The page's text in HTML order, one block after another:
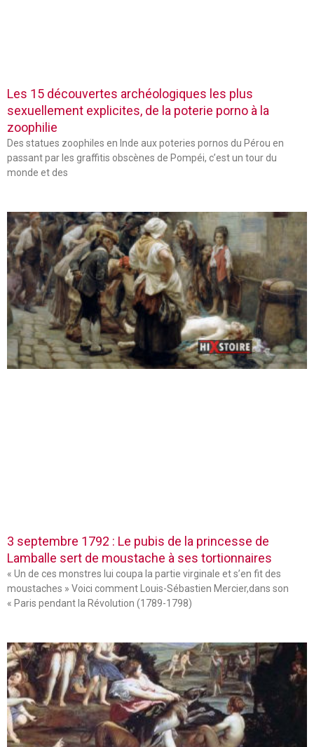
Les 15 découvertes archéologiques les plus
sexuellement explicites, de la poterie porno à la
zoophilie
Des statues zoophiles en Inde aux poteries pornos du Pérou en
passant par les graffitis obscènes de Pompéi, c’est un tour du
monde et des
3 septembre 1792 : Le pubis de la princesse de
Lamballe sert de moustache à ses tortionnaires
« Un de ces monstres lui coupa la partie virginale et s’en fit des
moustaches » Voici comment Louis-Sébastien Mercier,dans son
« Paris pendant la Révolution (1789-1798)